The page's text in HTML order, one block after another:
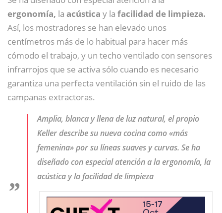
ergonomía, la acústica y la facilidad de limpieza.
Así, los mostradores se han elevado unos
centímetros más de lo habitual para hacer más
cómodo el trabajo, y un techo ventilado con sensores
infrarrojos que se activa sólo cuando es necesario
garantiza una perfecta ventilación sin el ruido de las
campanas extractoras.
Amplia, blanca y llena de luz natural, el propio
Keller describe su nueva cocina como «más
femenina» por su líneas suaves y curvas. Se ha
diseñado con especial atención a la ergonomía, la
acústica y la facilidad de limpieza